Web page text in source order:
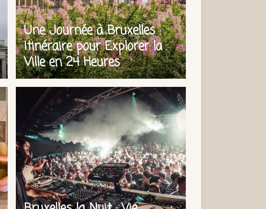
Une Journée à Bruxelles :
Itinéraire pour Explorer la
Ville en 24 Heures